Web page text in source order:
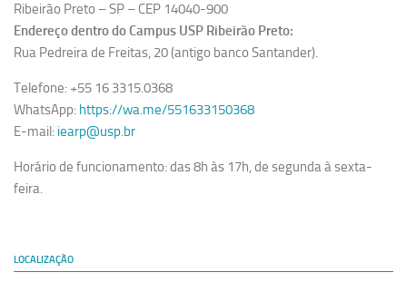
Ciência Por Elas
Pint of Science
USP Analisa
Publicações
Clipping
Revista Estudos Avançados
Ribeirão Preto – SP – CEP 14040-900
Endereço dentro do Campus USP Ribeirão Preto:
Rua Pedreira de Freitas, 20 (antigo banco Santander).
Telefone: +55 16 3315.0368
WhatsApp: https://wa.me/551633150368
E-mail: iearp@usp.br
Horário de funcionamento: das 8h às 17h, de segunda à sexta-
feira.
LOCALIZAÇÃO